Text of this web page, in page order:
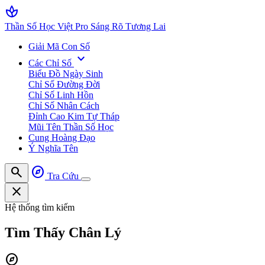
spa
Thần Số Học Việt Pro Sáng Rõ Tương Lai
Giải Mã Con Số
Các Chỉ Số expand_more
Biểu Đồ Ngày Sinh
Chỉ Số Đường Đời
Chỉ Số Linh Hồn
Chỉ Số Nhân Cách
Đỉnh Cao Kim Tự Tháp
Mũi Tên Thần Số Học
Cung Hoàng Đạo
Ý Nghĩa Tên
search explore Tra Cứu
close
Hệ thống tìm kiếm
Tìm Thấy Chân Lý
explore